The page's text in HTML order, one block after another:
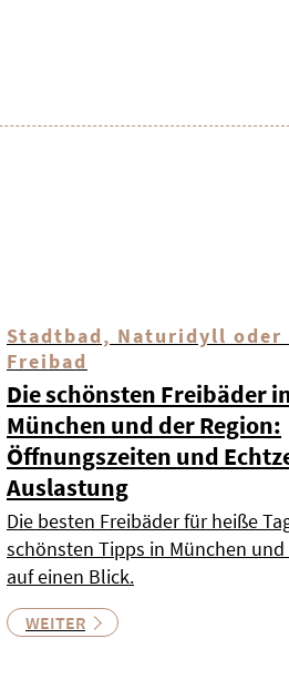
Stadtbad, Naturidyll oder
Freibad
Die schönsten Freibäder
München und der Region:
Öffnungszeiten und
Auslastung
Die besten Freibäder für heiße
schönsten Tipps in München und
auf einen Blick.
WEITER